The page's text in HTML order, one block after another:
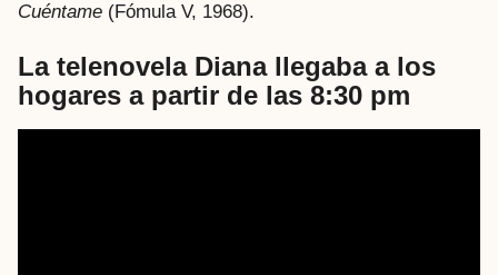
Cuéntame (Fómula V, 1968).
La telenovela Diana llegaba a los
hogares a partir de las 8:30 pm